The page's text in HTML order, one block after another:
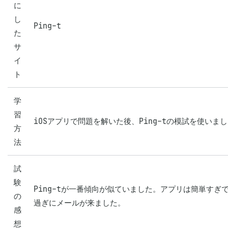
に
し
た
サ
イ
ト
Ping-t
学
習
方
法
iOSアプリで問題を解いた後、Ping-tの模試を使いま
試
験
の
感
想
Ping-tが一番傾向が似ていました。アプリは簡単すぎ
過ぎにメールが来ました。